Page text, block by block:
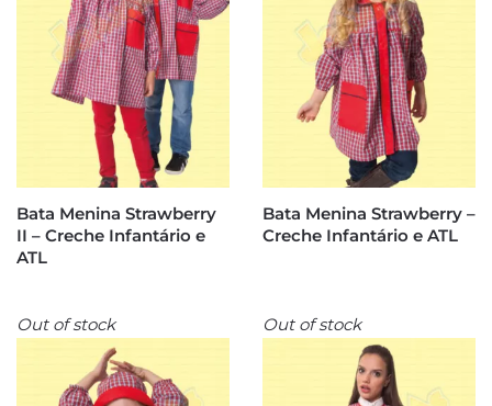
Bata Menina Strawberry
II – Creche Infantário e
ATL
Bata Menina Strawberry –
Creche Infantário e ATL
Out of stock Out of stock